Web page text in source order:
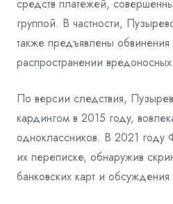
средств платежей,
группой. В частности,
также предъявлены
распространении
По версии следствия,
кардингом в 2015 году,
одноклассников. В 2021 году
их переписке, обнаружив
банковских карт и